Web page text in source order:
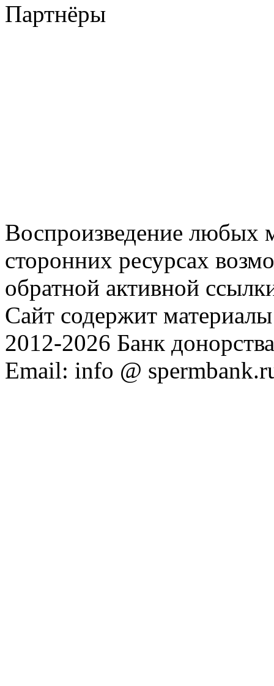
Партнёры
Воспроизведение любых
сторонних ресурсах
обратной активной
Сайт содержит
2012-2026 Банк
Email: info @